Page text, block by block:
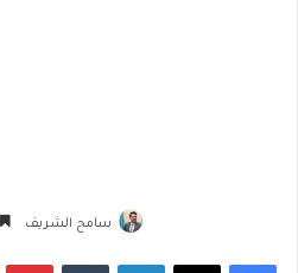
سامح الشريف
فيسبوك لينكدإن